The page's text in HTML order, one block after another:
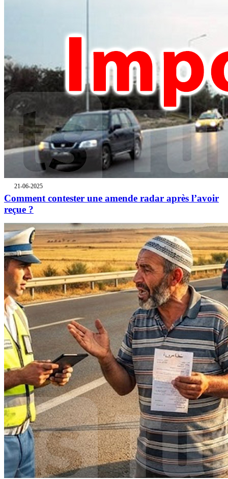
21-06-2025
Comment contester une amende radar après l’avoir
reçue ?